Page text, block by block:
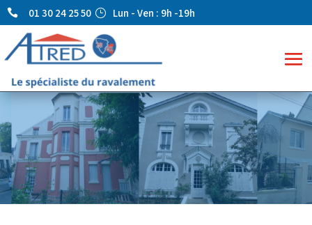
 01 30 24 25 50 } Lun - Ven : 9h -19h